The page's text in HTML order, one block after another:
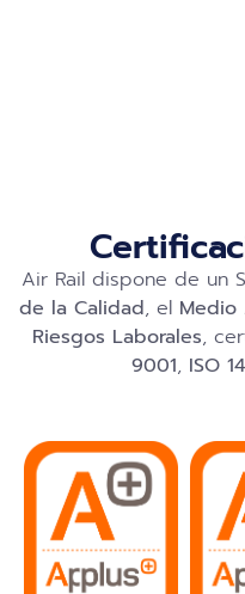
Air Rail dispone de un
de la Calidad, el Medio
Riesgos Laborales,
9001, ISO